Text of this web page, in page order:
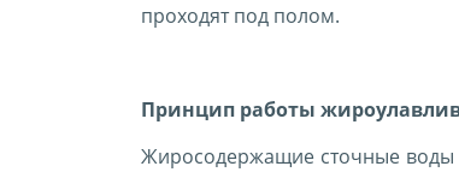
проходят под полом.
Принцип работы
Жиросодержащие сточные воды